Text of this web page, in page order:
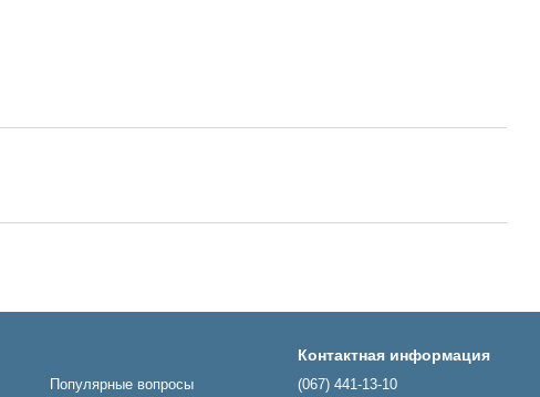
Популярные вопросы
Контактная информация
(067) 441-13-10